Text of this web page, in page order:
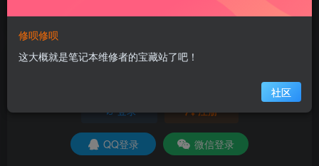
分享 收藏
登录 注册
QQ登录 微信登录
修呗修呗
这大概就是笔记本维修者的宝藏站了吧！
社区